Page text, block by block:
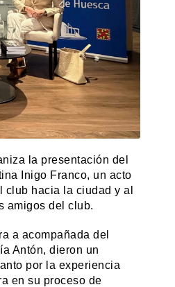
la presentación del
Inigo Franco, un acto
hacia la ciudad y al
amigos del club.
a acompañada del
Antón, dieron un
por la experiencia
en su proceso de